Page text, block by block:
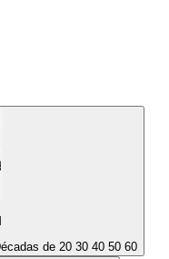
de 20 30 40 50 60